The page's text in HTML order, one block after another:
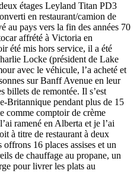
étages Leyland Titan PD3
en restaurant/camion de
au pays vers la fin des années 70
affrété à Victoria en
été mis hors service, il a été
Locke (président de Lake
avec le véhicule, l’a acheté et
sur Banff Avenue en leur
billets de remontée. Il s’est
Britannique pendant plus de 15
comme comptoir de crème
ramené en Alberta et je l’ai
à titre de restaurant à deux
16 places assises et un
de chauffage au propane, un
pour livrer les plats au